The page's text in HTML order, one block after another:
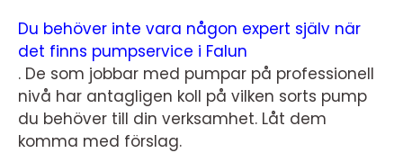
Du behöver inte vara någon expert själv när
det finns pumpservice i Falun
. De som jobbar med pumpar på professionell
nivå har antagligen koll på vilken sorts pump
du behöver till din verksamhet. Låt dem
komma med förslag.